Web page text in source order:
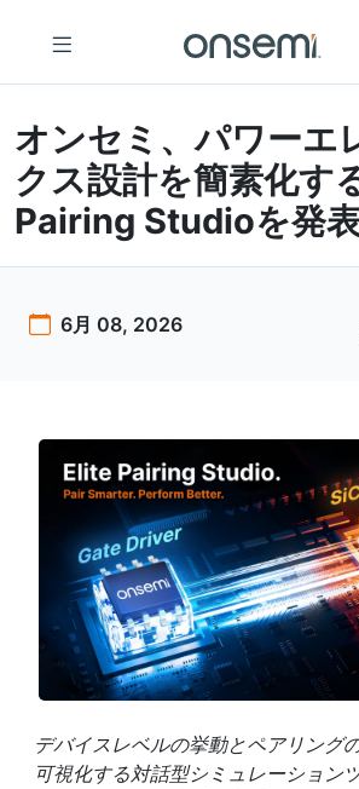
オンセミ、パワーエ
クス設計を簡素化す
Pairing Studioを発
6月 08, 2026
デバイスレベルの挙動とペアリング
可視化する対話型シミュレーション